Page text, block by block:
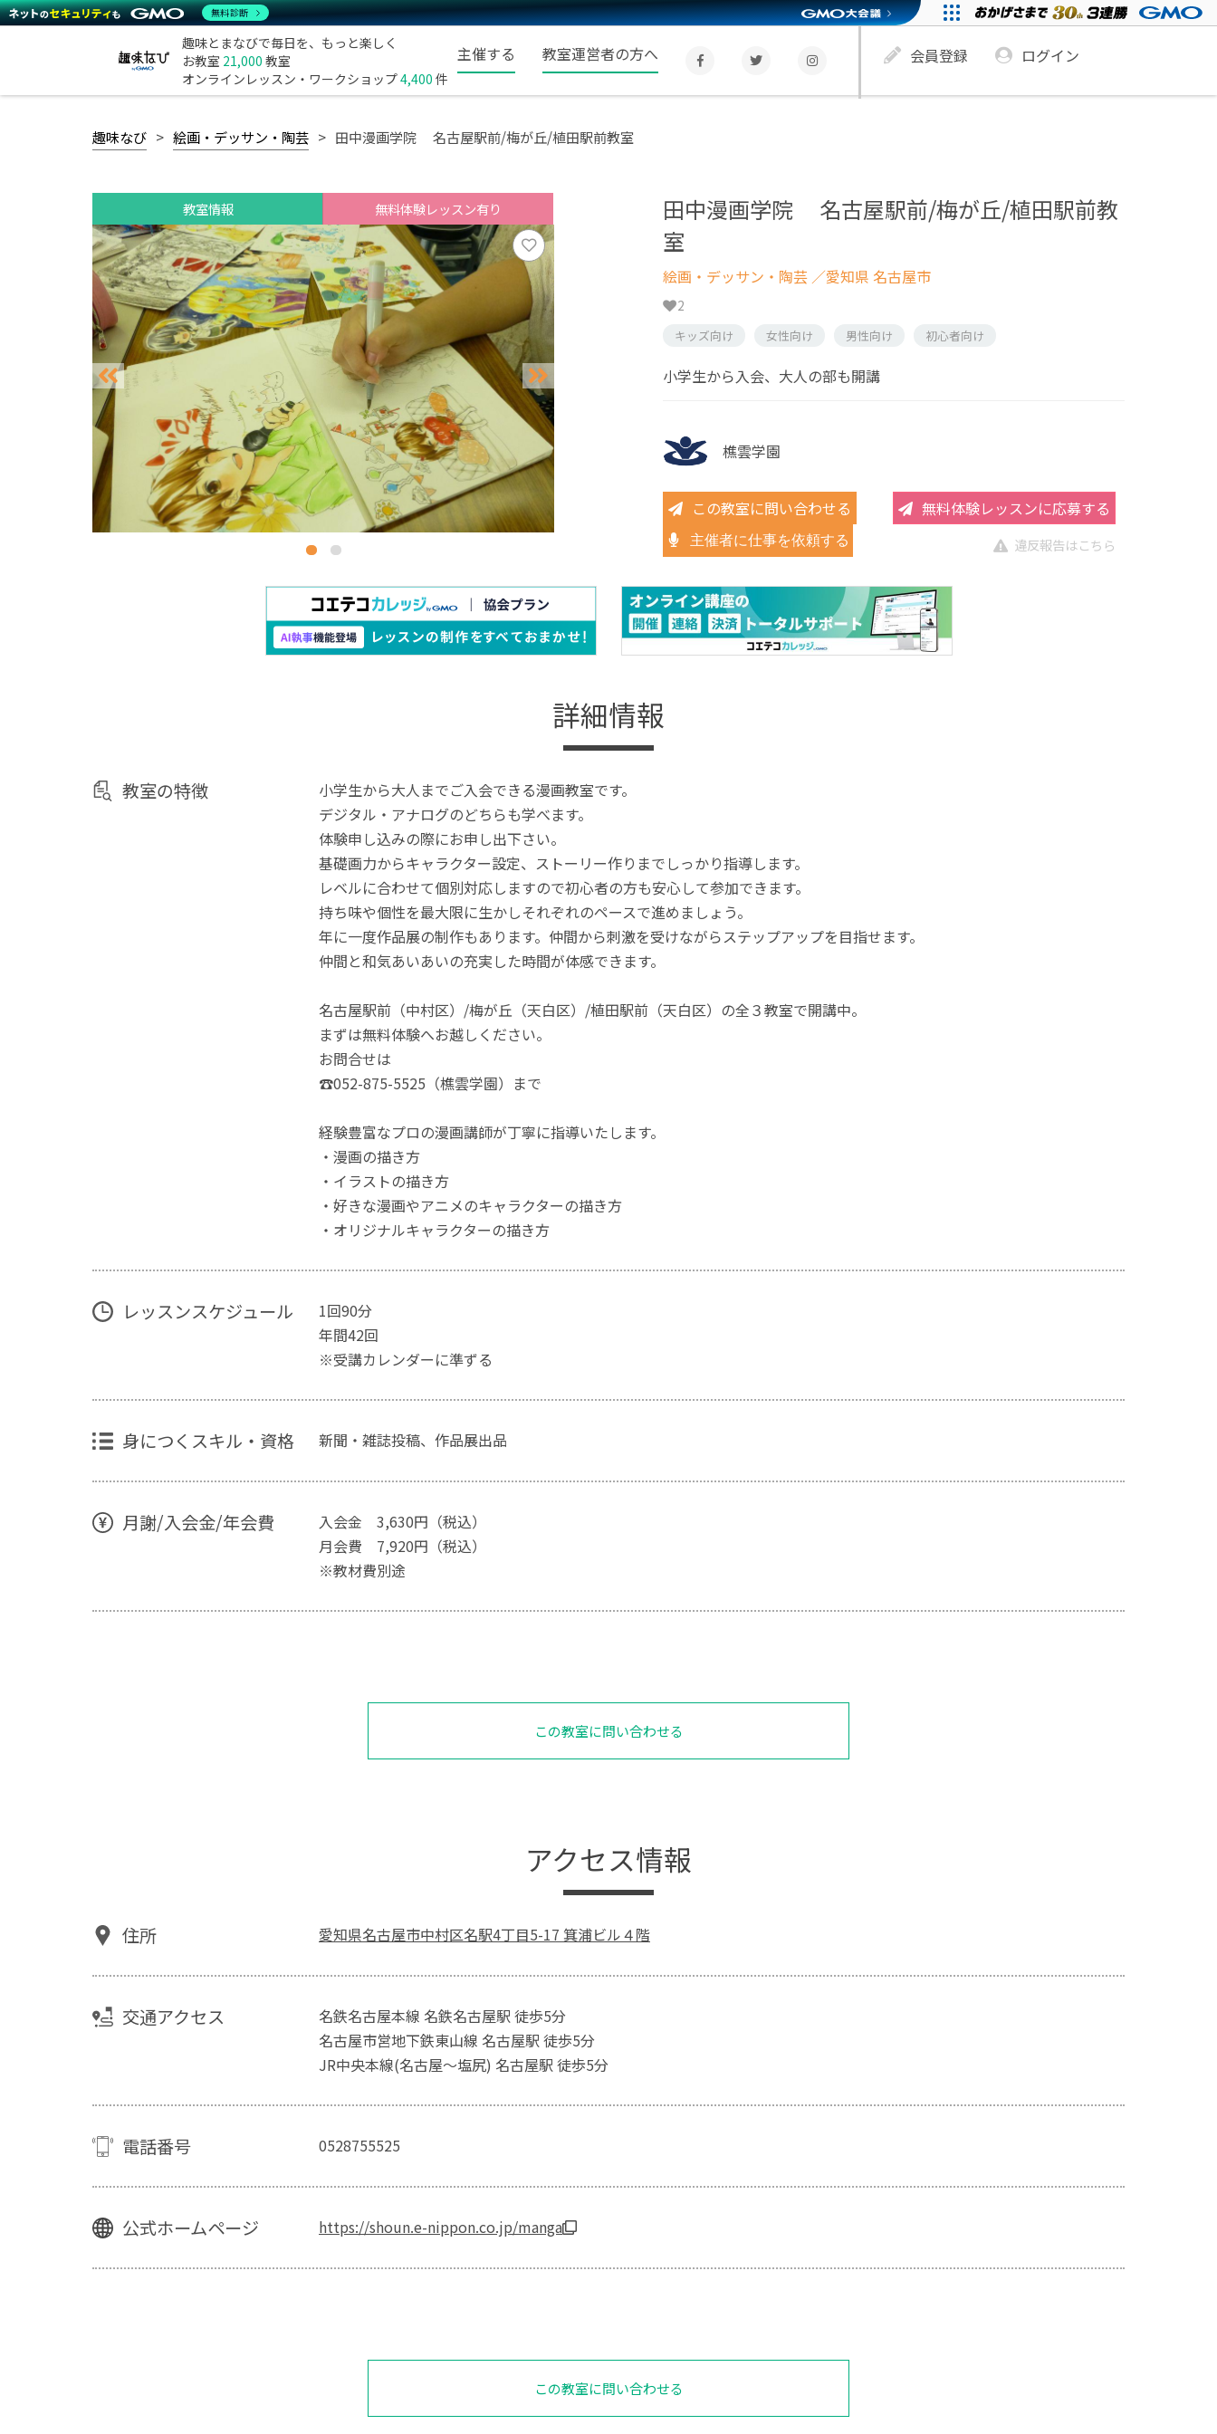
趣味とまなびで毎日を、もっと楽しく
お教室 21,000 教室
オンラインレッスン・ワークショップ4,400 件
主催する 教室運営者の方へ 会員登録 ログイン
趣味なび 絵画・デッサン・陶芸 田中漫画学院 名古屋駅前/梅が丘/植田駅前教室
教室情報 無料体験レッスン有り
田中漫画学院 名古屋駅前/梅が丘/植田駅前教
室
絵画・デッサン・陶芸 ／愛知県 名古屋市
2
キッズ向け 女性向け 男性向け 初心者向け
小学生から入会、大人の部も開講
樵雲学園
この教室に問い合わせる 無料体験レッスンに応募する
主催者に仕事を依頼する 違反報告はこちら
詳細情報
教室の特徴
小学生から大人までご入会できる漫画教室です。
デジタル・アナログのどちらも学べます。
体験申し込みの際にお申し出下さい。
基礎画力からキャラクター設定、ストーリー作りまでしっかり指導します。
レベルに合わせて個別対応しますので初心者の方も安心して参加できます。
持ち味や個性を最大限に生かしそれぞれのペースで進めましょう。
年に一度作品展の制作もあります。仲間から刺激を受けながらステップアップを目指せます。
仲間と和気あいあいの充実した時間が体感できます。
名古屋駅前（中村区）/梅が丘（天白区）/植田駅前（天白区）の全３教室で開講中。
まずは無料体験へお越しください。
お問合せは
☎052-875-5525（樵雲学園）まで
経験豊富なプロの漫画講師が丁寧に指導いたします。
・漫画の描き方
・イラストの描き方
・好きな漫画やアニメのキャラクターの描き方
・オリジナルキャラクターの描き方
レッスンスケジュール
1回90分
年間42回
※受講カレンダーに準ずる
身につくスキル・資格 新聞・雑誌投稿、作品展出品
月謝/入会金/年会費
入会金 3,630円（税込）
月会費 7,920円（税込）
※教材費別途
この教室に問い合わせる
アクセス情報
住所 愛知県名古屋市中村区名駅4丁目5-17 箕浦ビル４階
交通アクセス
名鉄名古屋本線 名鉄名古屋駅 徒歩5分
名古屋市営地下鉄東山線 名古屋駅 徒歩5分
JR中央本線(名古屋～塩尻) 名古屋駅 徒歩5分
電話番号 0528755525
公式ホームページ https://shoun.e-nippon.co.jp/manga
この教室に問い合わせる
無料診断